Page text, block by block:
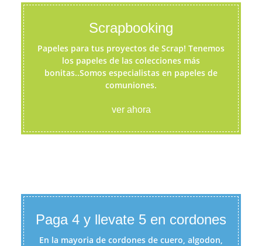
Scrapbooking
Papeles para tus proyectos de Scrap! Tenemos
los papeles de las colecciones más
bonitas..Somos especialistas en papeles de
comuniones.
ver ahora
Paga 4 y llevate 5 en cordones
En la mayoria de cordones de cuero, algodon,